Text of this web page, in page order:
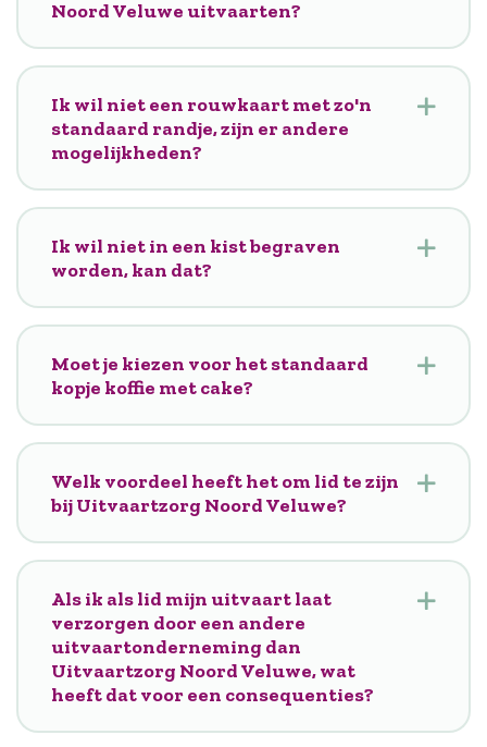
Noord Veluwe uitvaarten?
Ik wil niet een rouwkaart met zo'n
standaard randje, zijn er andere
mogelijkheden?
Ik wil niet in een kist begraven
worden, kan dat?
Moet je kiezen voor het standaard
kopje koffie met cake?
Welk voordeel heeft het om lid te zijn
bij Uitvaartzorg Noord Veluwe?
Als ik als lid mijn uitvaart laat
verzorgen door een andere
uitvaartonderneming dan
Uitvaartzorg Noord Veluwe, wat
heeft dat voor een consequenties?